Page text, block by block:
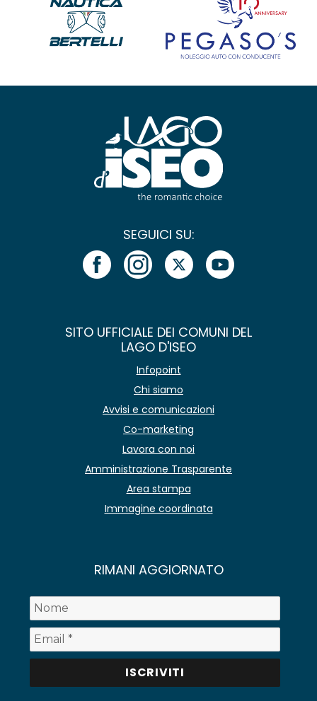
SEGUICI SU:
SITO UFFICIALE DEI COMUNI DEL
LAGO D'ISEO
Infopoint
Chi siamo
Avvisi e comunicazioni
Co-marketing
Lavora con noi
Amministrazione Trasparente
Area stampa
Immagine coordinata
RIMANI AGGIORNATO